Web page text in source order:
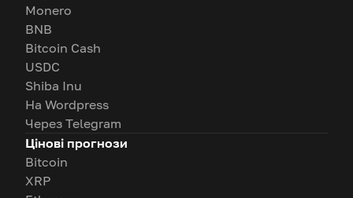
Monero
BNB
Bitcoin Cash
USDC
Shiba Inu
На Wordpress
Через Telegram
Цінові прогнози
Bitcoin
XRP